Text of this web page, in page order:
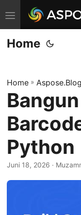
A
l
i
a
n
a
v
i
g
a
Home
Home »
Python
Juni 18, 2026 ·